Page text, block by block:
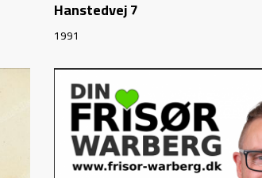
Hanstedvej 7
1991